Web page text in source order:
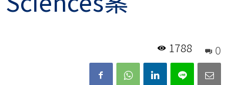
0
1788